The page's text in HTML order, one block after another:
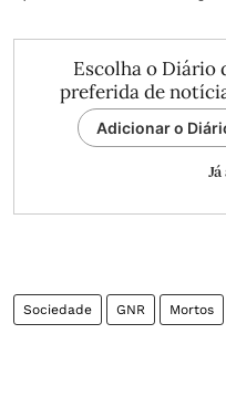
Escolha o Diário
preferida de
Adicionar o
Sociedade GNR Mortos